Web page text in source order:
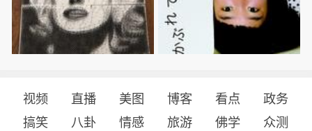
视频 直播 美图 博客 看点
政务
搞笑
八卦 情感 旅游 佛学 众测